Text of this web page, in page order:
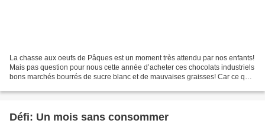
La chasse aux oeufs de Pâques est un moment très attendu par nos enfants!
Mais pas question pour nous cette année d’acheter ces chocolats industriels
bons marchés bourrés de sucre blanc et de mauvaises graisses! Car ce qui
Défi: Un mois sans consommer